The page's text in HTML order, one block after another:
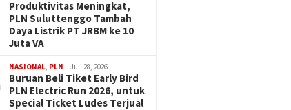
Produktivitas Meningkat,
PLN Suluttenggo Tambah
Daya Listrik PT JRBM ke 10
Juta VA
NASIONAL PLN Juli 28, 2026
Buruan Beli Tiket Early Bird
PLN Electric Run 2026, untuk
Special Ticket Ludes Terjual